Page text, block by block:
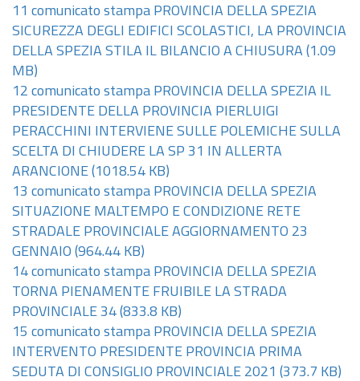
11 comunicato stampa PROVINCIA DELLA SPEZIA
SICUREZZA DEGLI EDIFICI SCOLASTICI, LA PROVINCIA
DELLA SPEZIA STILA IL BILANCIO A CHIUSURA (1.09
MB)
12 comunicato stampa PROVINCIA DELLA SPEZIA IL
PRESIDENTE DELLA PROVINCIA PIERLUIGI
PERACCHINI INTERVIENE SULLE POLEMICHE SULLA
SCELTA DI CHIUDERE LA SP 31 IN ALLERTA
ARANCIONE (1018.54 KB)
13 comunicato stampa PROVINCIA DELLA SPEZIA
SITUAZIONE MALTEMPO E CONDIZIONE RETE
STRADALE PROVINCIALE AGGIORNAMENTO 23
GENNAIO (964.44 KB)
14 comunicato stampa PROVINCIA DELLA SPEZIA
TORNA PIENAMENTE FRUIBILE LA STRADA
PROVINCIALE 34 (833.8 KB)
15 comunicato stampa PROVINCIA DELLA SPEZIA
INTERVENTO PRESIDENTE PROVINCIA PRIMA
SEDUTA DI CONSIGLIO PROVINCIALE 2021 (373.7 KB)